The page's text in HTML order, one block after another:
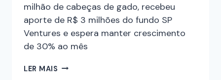
milhão de cabeças de gado, recebeu
aporte de R$ 3 milhões do fundo SP
Ventures e espera manter crescimento
de 30% ao mês
LER MAIS